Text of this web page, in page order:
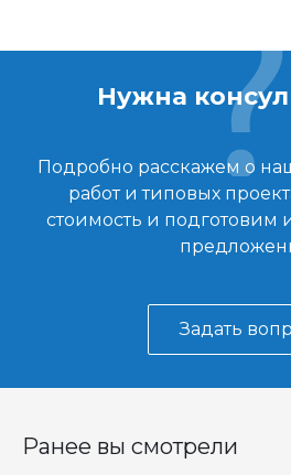
Нужна
Подробно расскажем о
работ и типовых
стоимость и подготовим
Задать
Ранее вы смотрели